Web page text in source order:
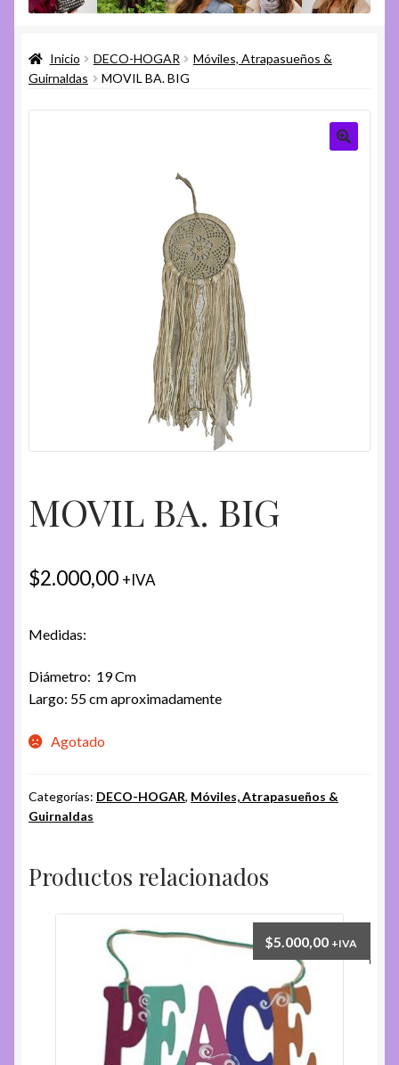
menú
Ayuda
menú
hijo
Inicio DECO-HOGAR
Móviles, Atrapasueños &
Guirnaldas
MOVIL BA. BIG
MOVIL BA. BIG
$2.000,00 +IVA
Medidas:
Diámetro: 19 Cm
Largo: 55 cm aproximadamente
Agotado
Categorías: DECO-HOGAR, Móviles, Atrapasueños &
Guirnaldas
Productos relacionados
$5.000,00 +IVA